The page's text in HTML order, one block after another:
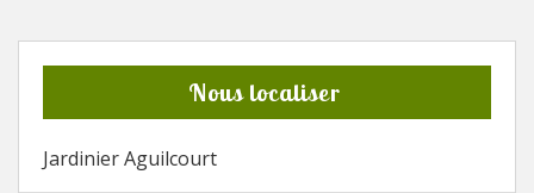
Nous localiser
Jardinier Aguilcourt